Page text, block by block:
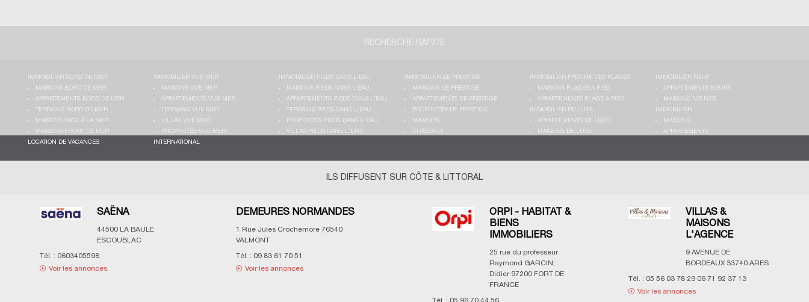
RECHERCHE RAPIDE
IMMOBILIER BORD DE MER
MAISONS BORD DE MER
APPARTEMENTS BORD DE MER
TERRAINS BORD DE MER
MAISONS FACE À LA MER
MAISONS FRONT DE MER
IMMOBILIER VUE MER
MAISONS VUE MER
APPARTEMENTS VUE MER
TERRAINS VUE MER
VILLAS VUE MER
PROPRIÉTÉS VUE MER
IMMOBILIER PIEDS DANS L'EAU
MAISONS PIEDS DANS L'EAU
APPARTEMENTS PIEDS DANS L'EAU
TERRAINS PIEDS DANS L'EAU
PROPRIÉTÉS PIEDS DANS L'EAU
VILLAS PIEDS DANS L'EAU
IMMOBILIER DE PRESTIGE
MAISONS DE PRESTIGE
APPARTEMENTS DE PRESTIGE
PROPRIÉTÉS DE PRESTIGE
MANOIRS
CHÂTEAUX
IMMOBILIER PROCHE DES PLAGES
MAISONS PLAGES À PIED
APPARTEMENTS PLAGE À PIED
IMMOBILIER NEUF
APPARTEMENTS NEUFS
MAISONS NEUVES
IMMOBILIER DE LUXE
APPARTEMENTS DE LUXE
MAISONS DE LUXE
IMMOBILIER
MAISONS
APPARTEMENTS
LOCATION DE VACANCES
INTERNATIONAL
ILS DIFFUSENT SUR CÔTE & LITTORAL
SAËNA
44500
LA BAULE
ESCOUBLAC
Tél. : 0603405598
Voir les annonces
DEMEURES NORMANDES
1 Rue Jules Crochemore 76540
VALMONT
Tél. : 09 83 61 70 51
Voir les annonces
ORPI - HABITAT &
BIENS
IMMOBILIERS
25 rue du professeur
Raymond GARCIN,
Didier 97200 FORT DE
FRANCE
Tél. : 05 96 70 44 56
VILLAS &
MAISONS
L'AGENCE
9 AVENUE DE
BORDEAUX 33740 ARES
Tél. : 05 56 03 78 29 06 71 92 37 13
Voir les annonces